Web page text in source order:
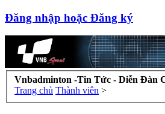
Đăng nhập hoặc Đăng ký
Vnbadminton -Tin Tức - Diễn Đàn
Trang chủ Thành viên >